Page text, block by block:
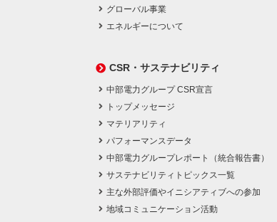
グローバル事業
エネルギーについて
CSR・サステナビリティ
中部電力グループ CSR宣言
トップメッセージ
マテリアリティ
パフォーマンスデータ
中部電力グループレポート（統合報告書）
サステナビリティトピックス一覧
主な外部評価やイニシアティブへの参加
地域コミュニケーション活動